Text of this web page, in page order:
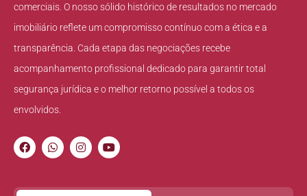
comerciais. O nosso sólido histórico de resultados no mercado
imobiliário reflete um compromisso contínuo com a ética e a
transparência. Cada etapa das negociações recebe
acompanhamento profissional dedicado para garantir total
segurança jurídica e o melhor retorno possível a todos os
envolvidos.